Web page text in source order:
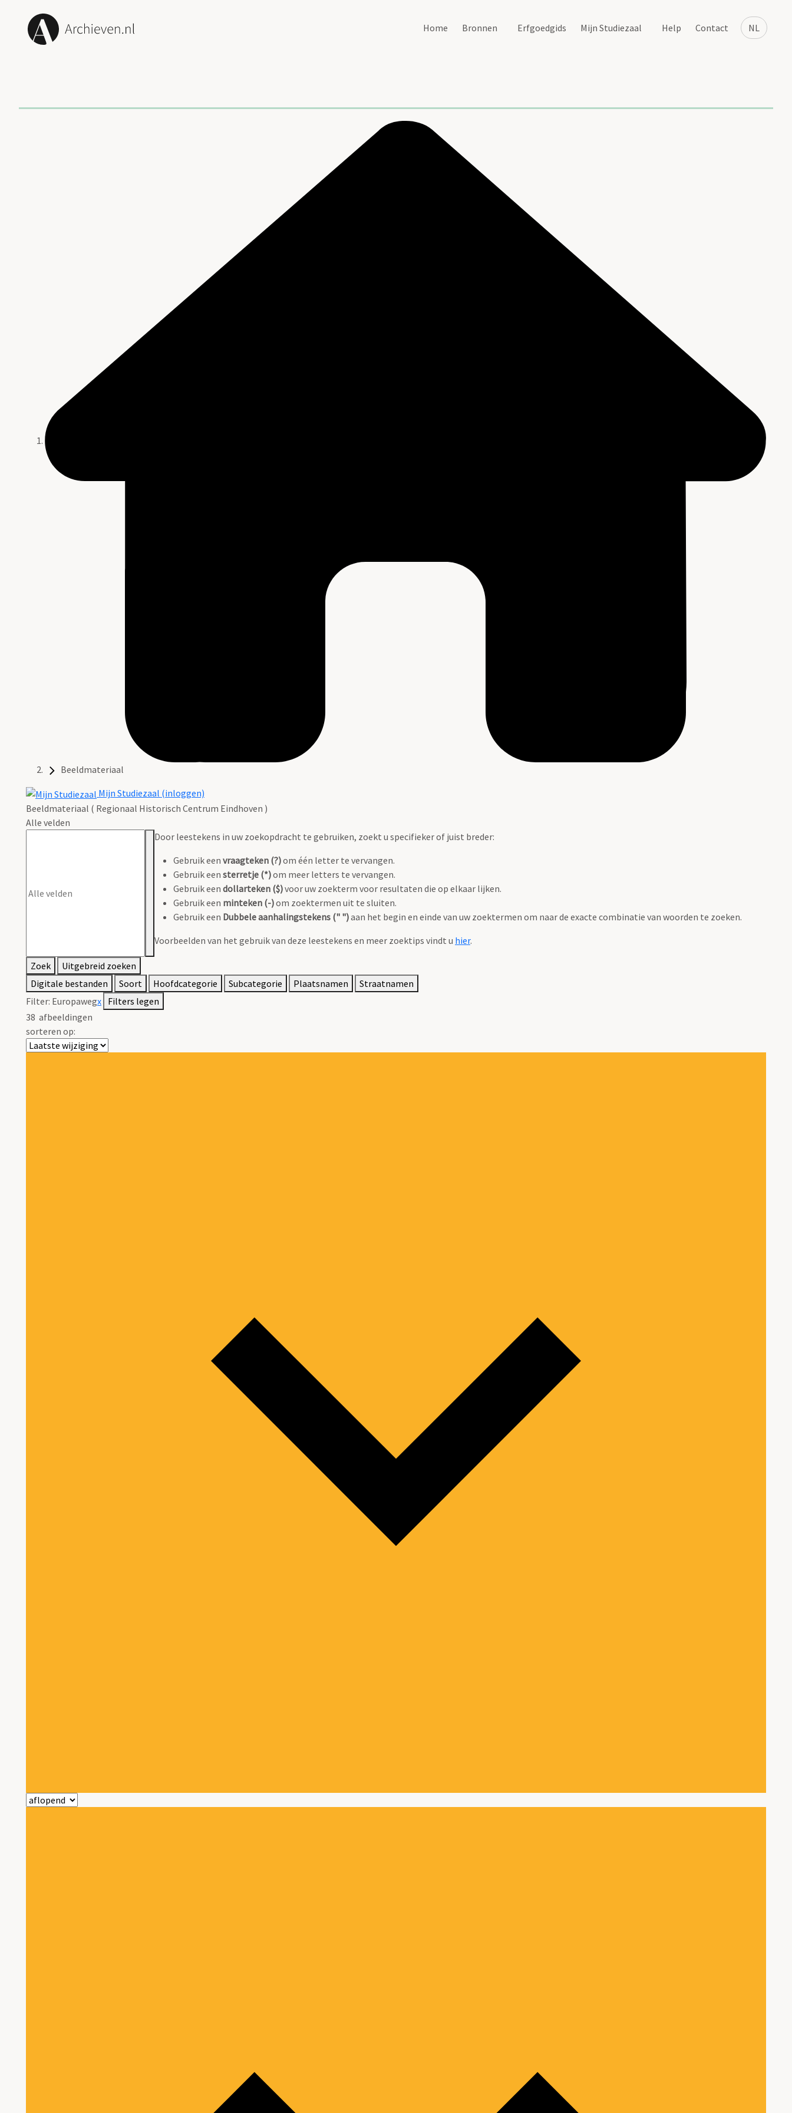
NL
Home Bronnen Erfgoedgids Mijn Studiezaal Help Contact
Beeldmateriaal
Mijn Studiezaal (inloggen)
Beeldmateriaal ( Regionaal Historisch Centrum Eindhoven )
Alle velden
Door leestekens in uw zoekopdracht te gebruiken, zoekt u specifieker of juist breder:
Gebruik een vraagteken (?)om één letter te vervangen.
Gebruik een sterretje (*)om meer letters te vervangen.
Gebruik een dollarteken ($)voor uw zoekterm voor resultaten die op elkaar lijken.
Gebruik een minteken (-)om zoektermen uit te sluiten.
Gebruik een Dubbele aanhalingstekens (" ")aan het begin en einde van uw zoektermen om naar de exacte combinatie van woorden te zoeken.
Voorbeelden van het gebruik van deze leestekens en meer zoektips vindt u hier.
Zoek
Uitgebreid zoeken
Digitale bestanden
Soort Hoofdcategorie Subcategorie Plaatsnamen
Straatnamen
Filter: Europawegx Filters legen
38 afbeeldingen
sorteren op: